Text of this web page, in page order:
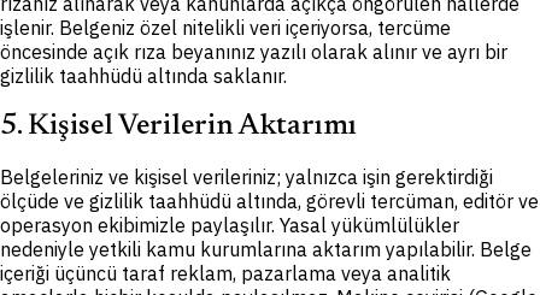
işlenir. Belgeniz özel nitelikli veri içeriyorsa, tercüme
öncesinde açık rıza beyanınız yazılı olarak alınır ve ayrı bir
gizlilik taahhüdü altında saklanır.
5. Kişisel Verilerin Aktarımı
Belgeleriniz ve kişisel verileriniz; yalnızca işin gerektirdiği
ölçüde ve gizlilik taahhüdü altında, görevli tercüman, editör ve
operasyon ekibimizle paylaşılır. Yasal yükümlülükler
nedeniyle yetkili kamu kurumlarına aktarım yapılabilir. Belge
içeriği üçüncü taraf reklam, pazarlama veya analitik